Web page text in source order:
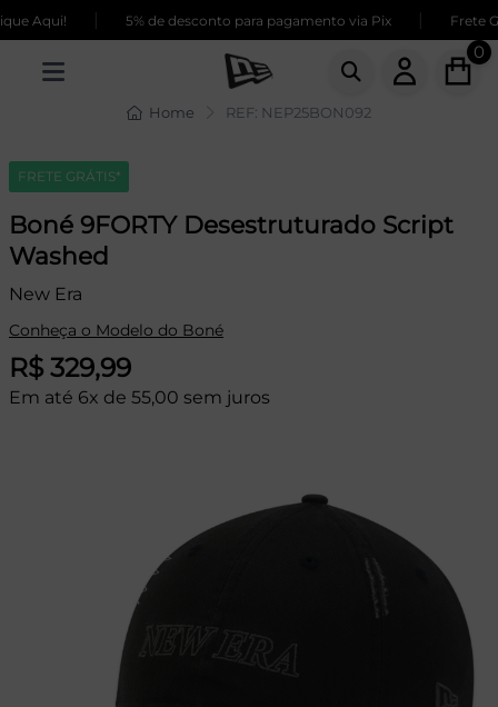
Aqui! 5% de desconto para pagamento via Pix Frete
0
Home REF: NEP25BON092
FRETE GRÁTIS*
Boné 9FORTY Desestruturado Script
Washed
New Era
Conheça o Modelo do Boné
R$ 329,99
Em até 6x de 55,00 sem juros